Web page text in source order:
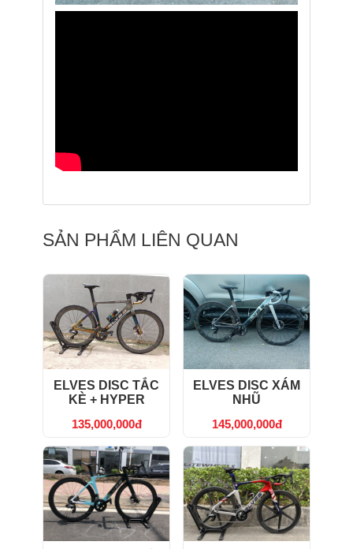
SẢN PHẨM LIÊN QUAN
ELVES DISC TẮC
KÈ + HYPER
135,000,000đ
ELVES DISC XÁM
NHŨ
145,000,000đ